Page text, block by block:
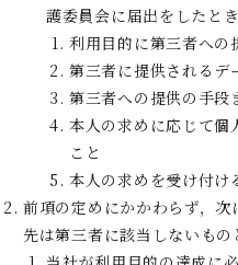
護委員会に届出をしたとき
利用目的に第三者への
第三者に提供されるデ
第三者への提供の手段
本人の求めに応じて個
こと
本人の求めを受け付け
前項の定めにかかわらず，
先は第三者に該当しないもの